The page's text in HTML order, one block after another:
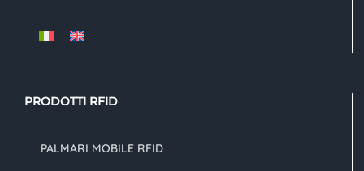
PRODOTTI RFID
PALMARI MOBILE RFID